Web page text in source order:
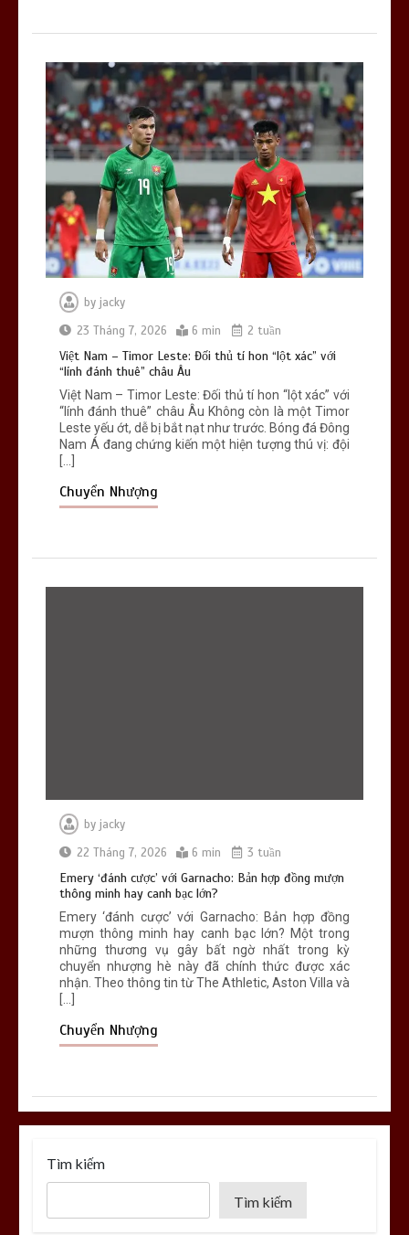
by jacky
23 Tháng 7, 2026
6 min 2 tuần
Việt Nam – Timor Leste: Đối thủ tí hon “lột xác” với
“lính đánh thuê” châu Âu
Việt Nam – Timor Leste: Đối thủ tí hon “lột xác” với
“lính đánh thuê” châu Âu Không còn là một Timor
Leste yếu ớt, dễ bị bắt nạt như trước. Bóng đá Đông
Nam Á đang chứng kiến một hiện tượng thú vị: đội
Chuyển Nhượng
by jacky
22 Tháng 7, 2026
6 min 3 tuần
Emery ‘đánh cược’ với Garnacho: Bản hợp đồng mượn
thông minh hay canh bạc lớn?
Emery ‘đánh cược’ với Garnacho: Bản hợp đồng
mượn thông minh hay canh bạc lớn? Một trong
những thương vụ gây bất ngờ nhất trong kỳ
chuyển nhượng hè này đã chính thức được xác
nhận. Theo thông tin từ The Athletic, Aston Villa và
[…]
Chuyển Nhượng
Tìm kiếm
Tìm kiếm